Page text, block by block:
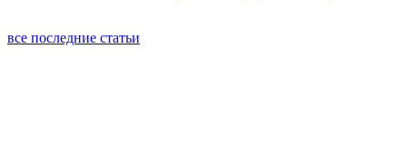
все последние статьи